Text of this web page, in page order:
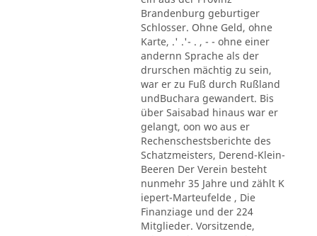
Brandenburg geburtiger
Schlosser. Ohne Geld, ohne
Karte, .' .'- . , - - ohne einer
andernn Sprache als der
drurschen mächtig zu sein,
war er zu Fuß durch Rußland
undBuchara gewandert. Bis
über Saisabad hinaus war er
gelangt, oon wo aus er
Rechenschestsberichte des
Schatzmeisters, Derend-Klein-
Beeren Der Verein besteht
nunmehr 35 Jahre und zählt K
iepert-Marteufelde , Die
Finanziage und der 224
Mitglieder. Vorsitzende,